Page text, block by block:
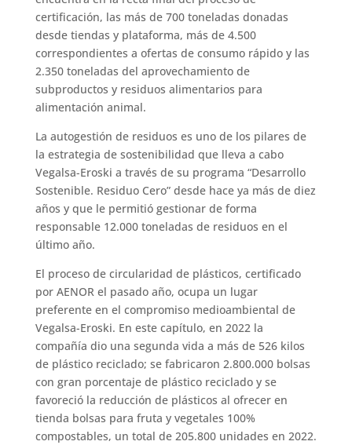
certificación, las más de 700 toneladas donadas
desde tiendas y plataforma, más de 4.500
correspondientes a ofertas de consumo rápido y las
2.350 toneladas del aprovechamiento de
subproductos y residuos alimentarios para
alimentación animal.
La autogestión de residuos es uno de los pilares de
la estrategia de sostenibilidad que lleva a cabo
Vegalsa-Eroski a través de su programa “Desarrollo
Sostenible. Residuo Cero” desde hace ya más de diez
años y que le permitió gestionar de forma
responsable 12.000 toneladas de residuos en el
último año.
El proceso de circularidad de plásticos, certificado
por AENOR el pasado año, ocupa un lugar
preferente en el compromiso medioambiental de
Vegalsa-Eroski. En este capítulo, en 2022 la
compañía dio una segunda vida a más de 526 kilos
de plástico reciclado; se fabricaron 2.800.000 bolsas
con gran porcentaje de plástico reciclado y se
favoreció la reducción de plásticos al ofrecer en
tienda bolsas para fruta y vegetales 100%
compostables, un total de 205.800 unidades en 2022.